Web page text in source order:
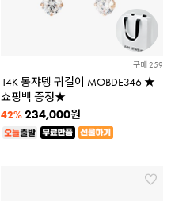
구매 259
14K 몽쟈뎅 귀걸이 MOBDE346 ★
쇼핑백 증정★
42% 234,000원